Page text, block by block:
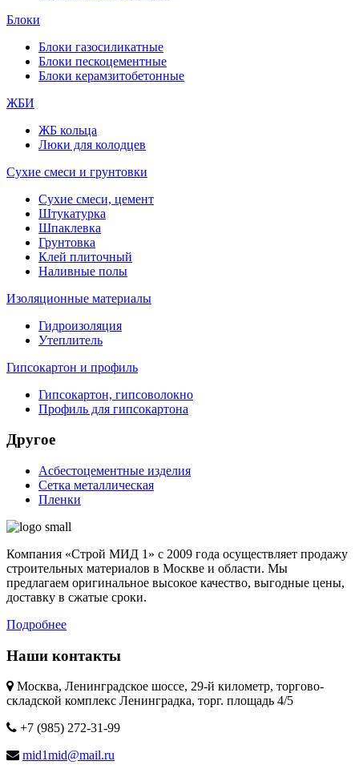
Блоки
Блоки газосиликатные
Блоки пескоцементные
Блоки керамзитобетонные
ЖБИ
ЖБ кольца
Люки для колодцев
Сухие смеси и грунтовки
Сухие смеси, цемент
Штукатурка
Шпаклевка
Грунтовка
Клей плиточный
Наливные полы
Изоляционные материалы
Гидроизоляция
Утеплитель
Гипсокартон и профиль
Гипсокартон, гипсоволокно
Профиль для гипсокартона
Другое
Асбестоцементные изделия
Сетка металлическая
Пленки
Компания «Строй МИД 1» с 2009 года осуществляет продажу
строительных материалов в Москве и области. Мы
предлагаем оригинальное высокое качество, выгодные цены,
доставку в сжатые сроки.
Подробнее
Наши контакты
Москва, Ленинградское шоссе, 29-й километр, торгово-
складской комплекс Ленинградка, торг. площадь 4/5
+7 (985) 272-31-99
mid1mid@mail.ru